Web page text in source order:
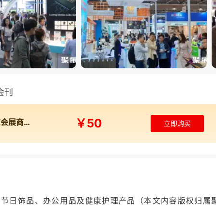
刊
2024年香港环球资源礼品及家居展览会展商名录（春季） ￥50 立即购买
日饰品、办公用品及健康护理产品
（本文内容版权归属